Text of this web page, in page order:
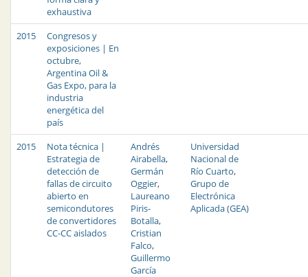
exhaustiva
2015
Congresos y
exposiciones | En
octubre,
Argentina Oil &
Gas Expo, para la
industria
energética del
país
2015
Nota técnica |
Estrategia de
detección de
fallas de circuito
abierto en
semicondutores
de convertidores
CC-CC aislados
Andrés
Airabella,
Germán
Oggier,
Laureano
Piris-
Botalla,
Cristian
Falco,
Guillermo
García
Universidad
Nacional de
Río Cuarto,
Grupo de
Electrónica
Aplicada (GEA)